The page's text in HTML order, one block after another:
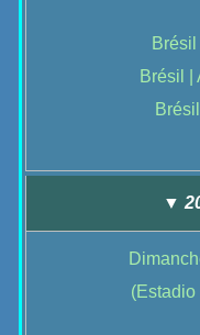
Brésil
Brésil |
▼